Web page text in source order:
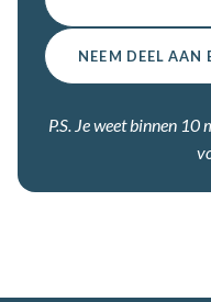
NEEM DEEL AAN
P.S. Je weet binnen